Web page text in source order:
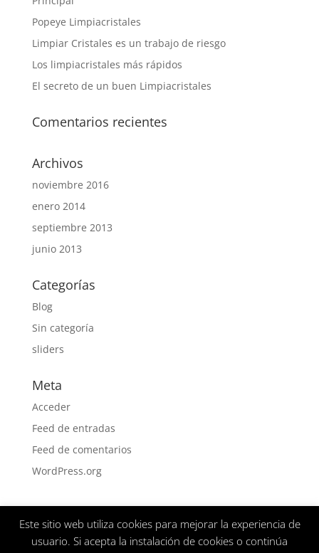
Popeye Limpiacristales
Limpiar Cristales es un trabajo de riesgo
Los limpiacristales más rápidos
El secreto de un buen Limpiacristales
Comentarios recientes
Archivos
noviembre 2016
enero 2014
septiembre 2013
junio 2013
Categorías
Blog
Sin categoría
sliders
Meta
Acceder
Feed de entradas
Feed de comentarios
WordPress.org
Aviso Legal Politica de privacidad
Este sitio web utiliza cookies para mejorar la experiencia de
usuario. Si acepta la instalación de cookies o continúa